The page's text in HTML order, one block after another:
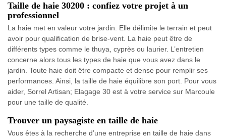
Taille de haie 30200 : confiez votre projet à un
professionnel
La haie met en valeur votre jardin. Elle délimite le terrain et peut
avoir pour qualification de brise-vent. La haie peut être de
différents types comme le thuya, cyprès ou laurier. L’entretien
concerne alors tous les types de haie que vous avez dans le
jardin. Toute haie doit être compacte et dense pour remplir ses
performances. Ainsi, la taille de haie équilibre son port. Pour vous
aider, Sorrel Artisan; Elagage 30 est à votre service sur Marcoule
pour une taille de qualité.
Trouver un paysagiste en taille de haie
Vous êtes à la recherche d’une entreprise en taille de haie dans